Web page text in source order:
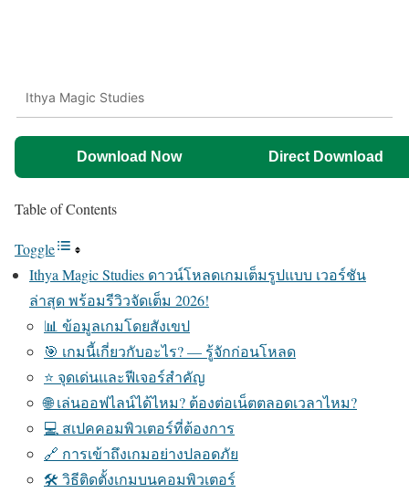
Ithya Magic Studies
Download Now Direct Download
Table of Contents
Toggle
Ithya Magic Studies ดาวน์โหลดเกมเต็มรูปแบบ เวอร์ชัน
ล่าสุด พร้อมรีวิวจัดเต็ม 2026!
📊 ข้อมูลเกมโดยสังเขป
🎯 เกมนี้เกี่ยวกับอะไร? — รู้จักก่อนโหลด
⭐ จุดเด่นและฟีเจอร์สำคัญ
🌐 เล่นออฟไลน์ได้ไหม? ต้องต่อเน็ตตลอดเวลาไหม?
💻 สเปคคอมพิวเตอร์ที่ต้องการ
🔗 การเข้าถึงเกมอย่างปลอดภัย
🛠️ วิธีติดตั้งเกมบนคอมพิวเตอร์